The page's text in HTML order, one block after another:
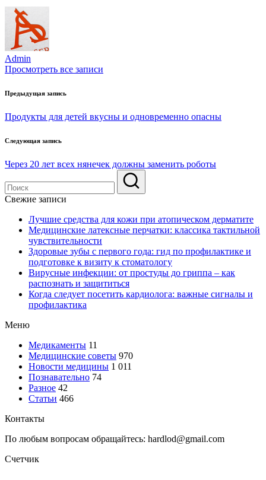
Admin
Просмотреть все записи
Навигация
по
Предыдущая запись
Продукты для детей вкусны и одновременно опасны
Следующая запись
Через 20 лет всех нянечек должны заменить роботы
Свежие записи
Лучшие средства для кожи при атопическом дерматите
Медицинские латексные перчатки: классика тактильной
чувствительности
Здоровые зубы с первого года: гид по профилактике и
подготовке к визиту к стоматологу
Вирусные инфекции: от простуды до гриппа – как
распознать и защититься
Когда следует посетить кардиолога: важные сигналы и
профилактика
Меню
Медикаменты 11
Медицинские советы 970
Новости медицины 1 011
Познавательно 74
Разное 42
Статьи 466
Контакты
По любым вопросам обращайтесь: hardlod@gmail.com
Счетчик